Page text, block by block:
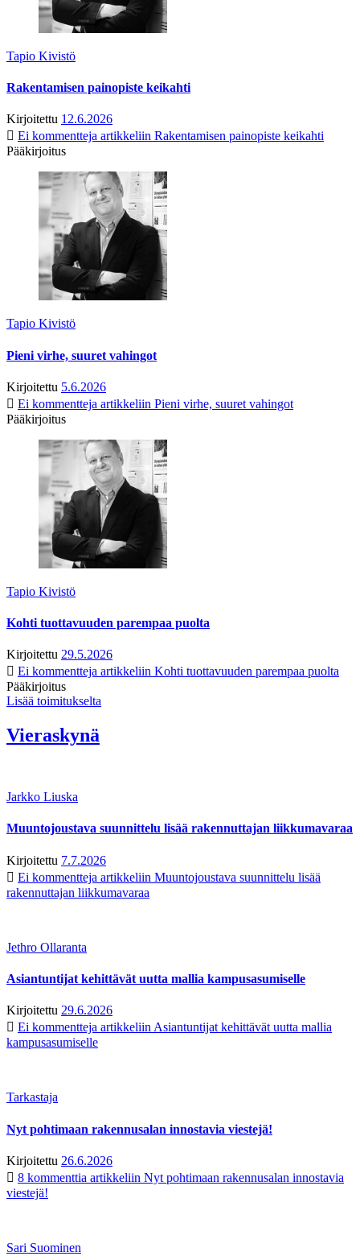
Tapio Kivistö
Rakentamisen painopiste keikahti
Kirjoitettu 12.6.2026
Ei kommentteja artikkeliin Rakentamisen painopiste keikahti
Pääkirjoitus
Tapio Kivistö
Pieni virhe, suuret vahingot
Kirjoitettu 5.6.2026
Ei kommentteja artikkeliin Pieni virhe, suuret vahingot
Pääkirjoitus
Tapio Kivistö
Kohti tuottavuuden parempaa puolta
Kirjoitettu 29.5.2026
Ei kommentteja artikkeliin Kohti tuottavuuden parempaa puolta
Pääkirjoitus
Lisää toimitukselta
Vieraskynä
Jarkko Liuska
Muuntojoustava suunnittelu lisää rakennuttajan liikkumavaraa
Kirjoitettu 7.7.2026
Ei kommentteja artikkeliin Muuntojoustava suunnittelu lisää
rakennuttajan liikkumavaraa
Jethro Ollaranta
Asiantuntijat kehittävät uutta mallia kampusasumiselle
Kirjoitettu 29.6.2026
Ei kommentteja artikkeliin Asiantuntijat kehittävät uutta mallia
kampusasumiselle
Tarkastaja
Nyt pohtimaan rakennusalan innostavia viestejä!
Kirjoitettu 26.6.2026
8 kommenttia artikkeliin Nyt pohtimaan rakennusalan innostavia
viestejä!
Sari Suominen